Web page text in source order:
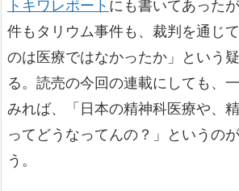
トキワレポート にも書いてあった
件もタリウム事件も、裁判を通じ
のは医療ではなかったか」という
る。読売の今回の連載にしても、
みれば、「日本の精神科医療や、
ってどうなってんの？」というの
う。